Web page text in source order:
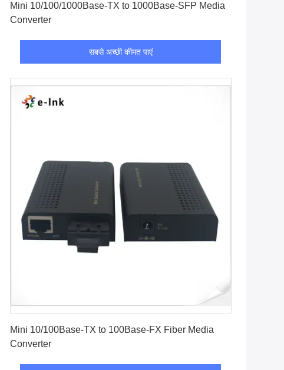
Mini 10/100/1000Base-TX to 1000Base-SFP Media
Converter
सबसे अच्छी कीमत पाएं
Mini 10/100Base-TX to 100Base-FX Fiber Media
Converter